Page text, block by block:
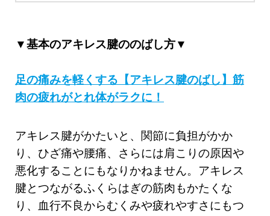
▼基本のアキレス腱ののばし方▼
足の痛みを軽くする【アキレス腱のばし】筋
肉の疲れがとれ体がラクに！
アキレス腱がかたいと、関節に負担がかか
り、ひざ痛や腰痛、さらには肩こりの原因や
悪化することにもなりかねません。アキレス
腱とつながるふくらはぎの筋肉もかたくな
り、血行不良からむくみや疲れやすさにもつ